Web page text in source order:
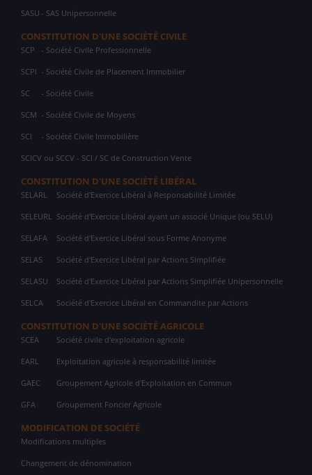
SASU - SAS Unipersonnelle
CONSTITUTION D'UNE SOCIÉTÉ CIVILE
SCP - Société Civile Professionnelle
SCPI - Société Civile de Placement Immobilier
SC - Société Civile
SCM - Société Civile de Moyens
SCI - Société Civile Immobilière
SCICV ou SCCV - SCI / SC de Construction Vente
CONSTITUTION D'UNE SOCIÉTÉ LIBÉRAL
SELARL Société d'Exercice Libéral à Responsabilité Limitée
SELEURL Société d'Exercice Libéral ayant un associé Unique (ou SELU)
SELAFA Société d'Exercice Libéral sous Forme Anonyme
SELAS Société d'Exercice Libéral par Actions Simplifiée
SELASU Société d'Exercice Libéral par Actions Simplifiée Unipersonnelle
SELCA Société d'Exercice Libéral en Commandite par Actions
CONSTITUTION D'UNE SOCIÉTÉ AGRICOLE
SCEA Société civile d'exploitation agricole
EARL Exploitation agricole à responsabilité limitée
GAEC Groupement Agricole d'Exploitation en Commun
GFA Groupement Foncier Agricole
MODIFICATION DE SOCIÉTÉ
Modifications multiples
Changement de dénomination